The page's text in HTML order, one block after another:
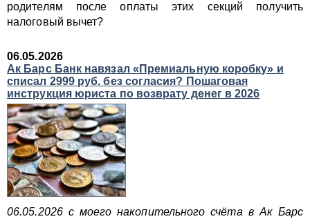
родителям после оплаты этих секций получить
налоговый вычет?
06.05.2026
Ак Барс Банк навязал «Премиальную коробку» и
списал 2999 руб. без согласия? Пошаговая
инструкция юриста по возврату денег в 2026
06.05.2026 с моего накопительного счёта в Ак Барс